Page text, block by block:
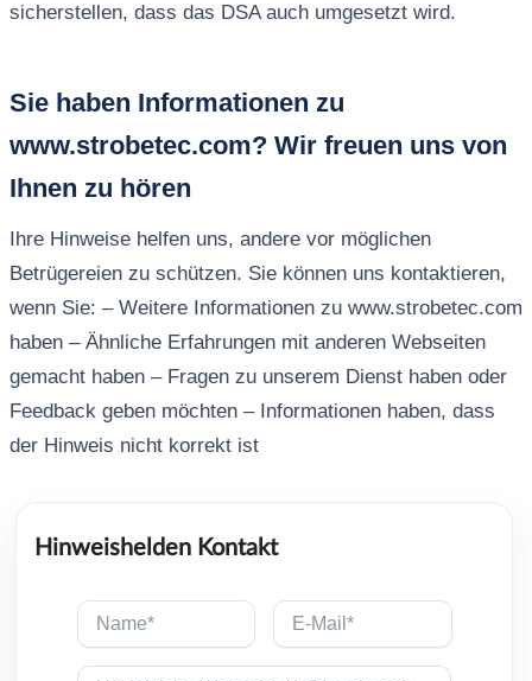
sicherstellen, dass das DSA auch umgesetzt wird.
Sie haben Informationen zu
www.strobetec.com? Wir freuen uns von
Ihnen zu hören
Ihre Hinweise helfen uns, andere vor möglichen
Betrügereien zu schützen. Sie können uns kontaktieren,
wenn Sie: – Weitere Informationen zu www.strobetec.com
haben – Ähnliche Erfahrungen mit anderen Webseiten
gemacht haben – Fragen zu unserem Dienst haben oder
Feedback geben möchten – Informationen haben, dass
der Hinweis nicht korrekt ist
Hinweishelden Kontakt